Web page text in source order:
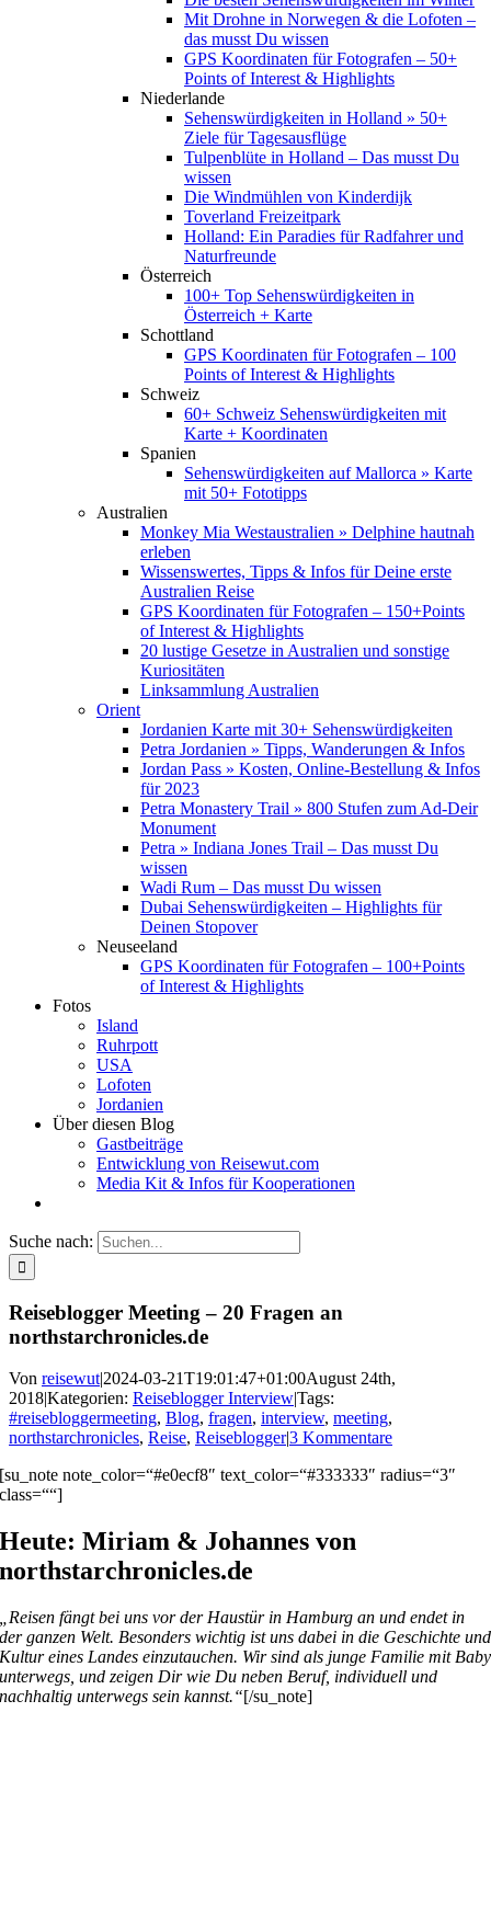
Mit Drohne in Norwegen & die Lofoten –
das musst Du wissen
GPS Koordinaten für Fotografen – 50+
Points of Interest & Highlights
Niederlande
Sehenswürdigkeiten in Holland » 50+
Ziele für Tagesausflüge
Tulpenblüte in Holland – Das musst Du
wissen
Die Windmühlen von Kinderdijk
Toverland Freizeitpark
Holland: Ein Paradies für Radfahrer und
Naturfreunde
Österreich
100+ Top Sehenswürdigkeiten in
Österreich + Karte
Schottland
GPS Koordinaten für Fotografen – 100
Points of Interest & Highlights
Schweiz
60+ Schweiz Sehenswürdigkeiten mit
Karte + Koordinaten
Spanien
Sehenswürdigkeiten auf Mallorca » Karte
mit 50+ Fototipps
Australien
Monkey Mia Westaustralien » Delphine hautnah
erleben
Wissenswertes, Tipps & Infos für Deine erste
Australien Reise
GPS Koordinaten für Fotografen – 150+Points
of Interest & Highlights
20 lustige Gesetze in Australien und sonstige
Kuriositäten
Linksammlung Australien
Orient
Jordanien Karte mit 30+ Sehenswürdigkeiten
Petra Jordanien » Tipps, Wanderungen & Infos
Jordan Pass » Kosten, Online-Bestellung & Infos
für 2023
Petra Monastery Trail » 800 Stufen zum Ad-Deir
Monument
Petra » Indiana Jones Trail – Das musst Du
wissen
Wadi Rum – Das musst Du wissen
Dubai Sehenswürdigkeiten – Highlights für
Deinen Stopover
Neuseeland
GPS Koordinaten für Fotografen – 100+Points
of Interest & Highlights
Fotos
Island
Ruhrpott
USA
Lofoten
Jordanien
Über diesen Blog
Gastbeiträge
Entwicklung von Reisewut.com
Media Kit & Infos für Kooperationen
Suche nach:
Reiseblogger Meeting – 20 Fragen an
northstarchronicles.de
Von reisewut|2024-03-21T19:01:47+01:00August 24th,
2018|Kategorien: Reiseblogger Interview|Tags:
#reisebloggermeeting, Blog, fragen, interview, meeting,
northstarchronicles, Reise, Reiseblogger|3 Kommentare
[su_note note_color=“#e0ecf8″ text_color=“#333333″ radius=“3″
class=““]
Heute: Miriam & Johannes von
northstarchronicles.de
„Reisen fängt bei uns vor der Haustür in Hamburg an und endet in
der ganzen Welt. Besonders wichtig ist uns dabei in die Geschichte und
Kultur eines Landes einzutauchen. Wir sind als junge Familie mit Baby
unterwegs, und zeigen Dir wie Du neben Beruf, individuell und
nachhaltig unterwegs sein kannst.“[/su_note]